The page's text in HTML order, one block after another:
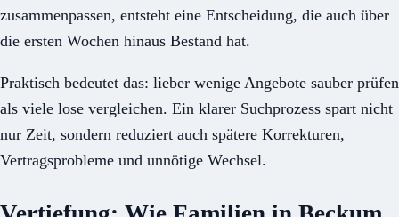
zusammenpassen, entsteht eine Entscheidung, die auch über
die ersten Wochen hinaus Bestand hat.
Praktisch bedeutet das: lieber wenige Angebote sauber prüfen
als viele lose vergleichen. Ein klarer Suchprozess spart nicht
nur Zeit, sondern reduziert auch spätere Korrekturen,
Vertragsprobleme und unnötige Wechsel.